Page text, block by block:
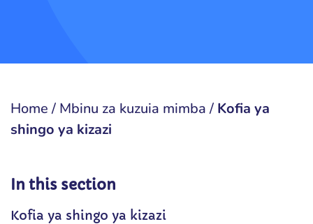
Home/ Mbinu za kuzuia mimba/ Kofia ya
shingo ya kizazi
In this section
Kofia ya shingo ya kizazi